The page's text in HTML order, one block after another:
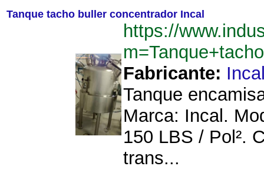
Tanque tacho buller concentrador Incal
https://
Fabricante:
Tanque
Marca: Incal.
150 LBS / Pol².
trans...